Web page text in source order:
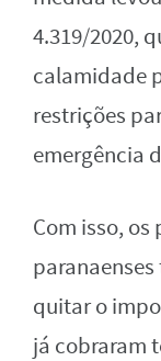
4.319/2020,
calamidade
restrições
emergência
Com isso,
quitar o
já cobraram